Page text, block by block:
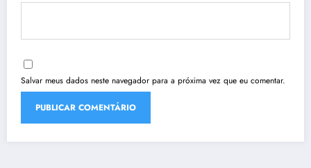
Salvar meus dados neste navegador para a próxima vez que eu comentar.